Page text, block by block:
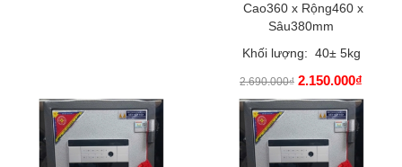
Cao360 x Rộng460 x
Sâu380mm
Khối lượng: 40± 5kg
2.690.000₫ 2.150.000₫